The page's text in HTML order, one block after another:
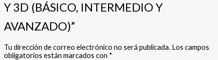
Y 3D (BÁSICO, INTERMEDIO Y
AVANZADO)”
Tu dirección de correo electrónico no será publicada. Los campos
obligatorios están marcados con *